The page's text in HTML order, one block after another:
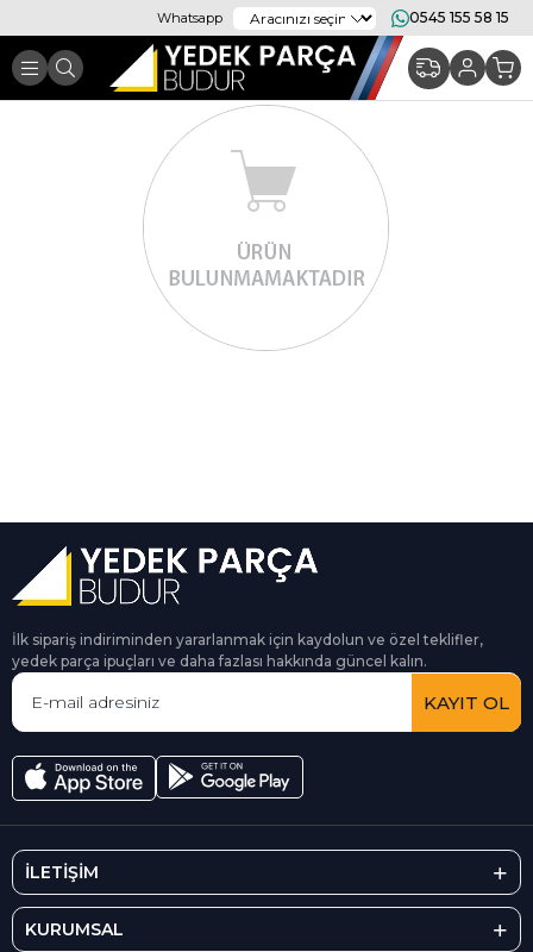
Whatsapp 0545 155 58 15
İlk sipariş indiriminden yararlanmak için kaydolun ve özel teklifler,
yedek parça ipuçları ve daha fazlası hakkında güncel kalın.
KAYIT OL
İLETİŞİM
KURUMSAL